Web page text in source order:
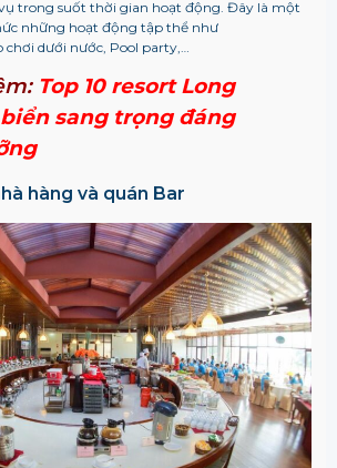
trong suốt thời gian hoạt động. Đây là một
những hoạt động tập thể như
chơi dưới nước, Pool party,…
Top 10 resort Long
sang trọng đáng
hàng và quán Bar